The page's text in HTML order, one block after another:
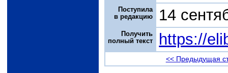
Поступила
в редакцию
14
Получить
полный текст
https://
<< Предыдущая